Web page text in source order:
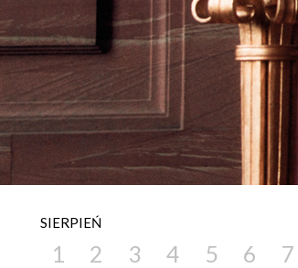
SIERPIEŃ
1 2 3 4 5 6 7